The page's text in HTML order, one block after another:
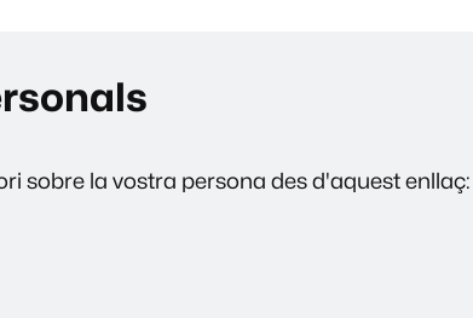
sobre la vostra persona des d'aquest enllaç: